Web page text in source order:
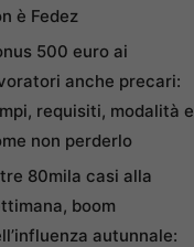
è Fedez
500 euro ai
anche precari:
requisiti, modalità e
non perderlo
80mila casi alla
boom
autunnale: